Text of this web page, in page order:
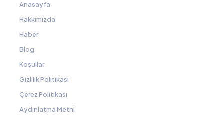
Anasayfa
Hakkımızda
Haber
Blog
Koşullar
Gizlilik Politikası
Çerez Politikası
Aydınlatma Metni